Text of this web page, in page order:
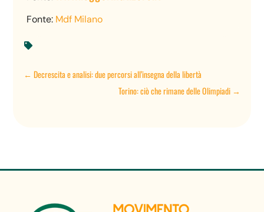
Fonte: Mdf Milano

←Decrescita e analisi: due percorsi all’insegna della libertà
Torino: ciò che rimane delle Olimpiadi→